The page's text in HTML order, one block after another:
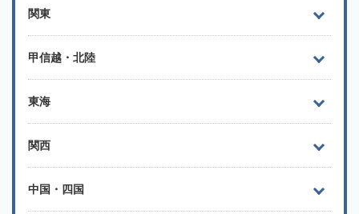
関東
甲信越・北陸
東海
関西
中国・四国